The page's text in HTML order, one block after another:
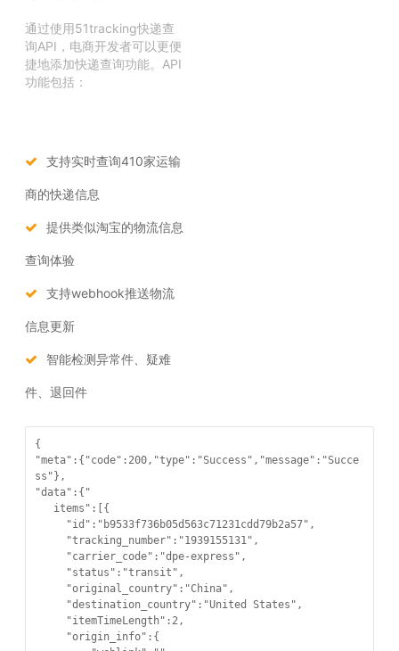
通过使用51tracking快递查
询API，电商开发者可以更便
捷地添加快递查询功能。API
功能包括：
支持实时查询410家运输
商的快递信息
提供类似淘宝的物流信息
查询体验
支持webhook推送物流
信息更新
智能检测异常件、疑难
件、退回件
{
"meta":{"code":200,"type":"Success","message":"Succe
ss"},
"data":{"